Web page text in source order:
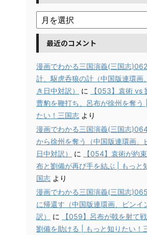
最近のコメント
漫画でわかる三国演義(三国志
計、駆虎呑狼の計（中国版連環画
き日中対訳）
に
【053】袁術 vs
曹豹を鞭打ち、呂布が徐州を奪う
たい！三国志 より
漫画でわかる三国演義(三国志
から徐州を奪う（中国版連環画、
日中対訳）
に
【054】袁術が約
布と劉備が再び手を結ぶ | もっと
国志 より
漫画でわかる三国演義(三国志
に帰還す（中国版連環画、ピンイ
訳）
に
【059】呂布が戟を射て戦
劉備を助ける | もっと知りたい！